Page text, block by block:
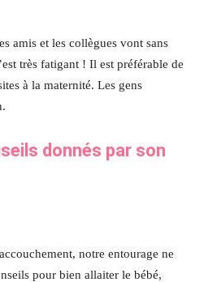
amis et les collègues vont sans
très fatigant ! Il est préférable de
à la maternité. Les gens
donnés par son
notre entourage ne
pour bien allaiter le bébé,